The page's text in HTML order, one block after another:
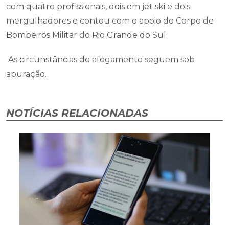
com quatro profissionais, dois em jet ski e dois
mergulhadores e contou com o apoio do Corpo de
Bombeiros Militar do Rio Grande do Sul.
As circunstâncias do afogamento seguem sob
apuração.
NOTÍCIAS RELACIONADAS